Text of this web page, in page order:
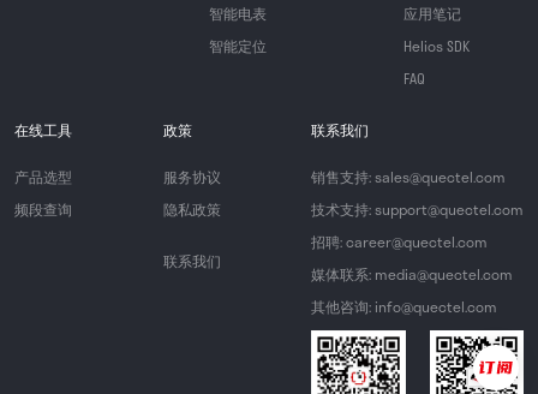
智能电表
智能定位
应用笔记
Helios SDK
FAQ
在线工具
产品选型
频段查询
政策
服务协议
隐私政策
联系我们
联系我们
销售支持: sales@quectel.com
技术支持: support@quectel.com
招聘: career@quectel.com
媒体联系: media@quectel.com
其他咨询: info@quectel.com